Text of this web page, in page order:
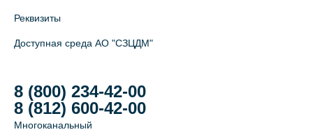
Реквизиты
Доступная среда АО "СЗЦДМ"
8 (800) 234-42-00
8 (812) 600-42-00
Многоканальный